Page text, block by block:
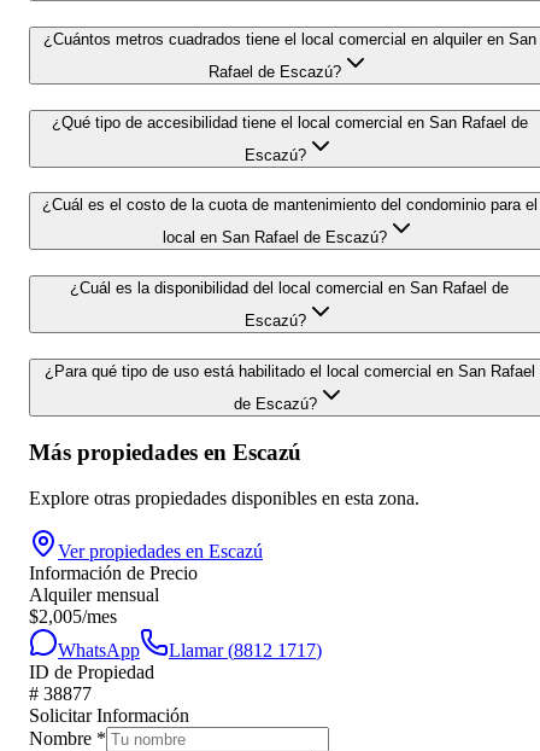
¿Cuántos metros cuadrados tiene el local comercial en alquiler en San
Rafael de Escazú?
¿Qué tipo de accesibilidad tiene el local comercial en San Rafael de
Escazú?
¿Cuál es el costo de la cuota de mantenimiento del condominio para el
local en San Rafael de Escazú?
¿Cuál es la disponibilidad del local comercial en San Rafael de
Escazú?
¿Para qué tipo de uso está habilitado el local comercial en San Rafael
de Escazú?
Más propiedades en Escazú
Explore otras propiedades disponibles en esta zona.
Ver propiedades en Escazú
Información de Precio
Alquiler mensual
$2,005/mes
WhatsApp
Llamar (8812 1717)
ID de Propiedad
# 38877
Solicitar Información
Nombre *